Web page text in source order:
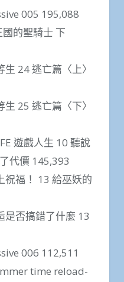
005 195,088
的聖騎士 下
24 逃亡篇〈上〉
25 逃亡篇〈下〉
遊戲人生 10 聽說
代價 145,393
祝福！ 13 給巫妖的
是否搞錯了什麼 13
006 112,511
time reload-